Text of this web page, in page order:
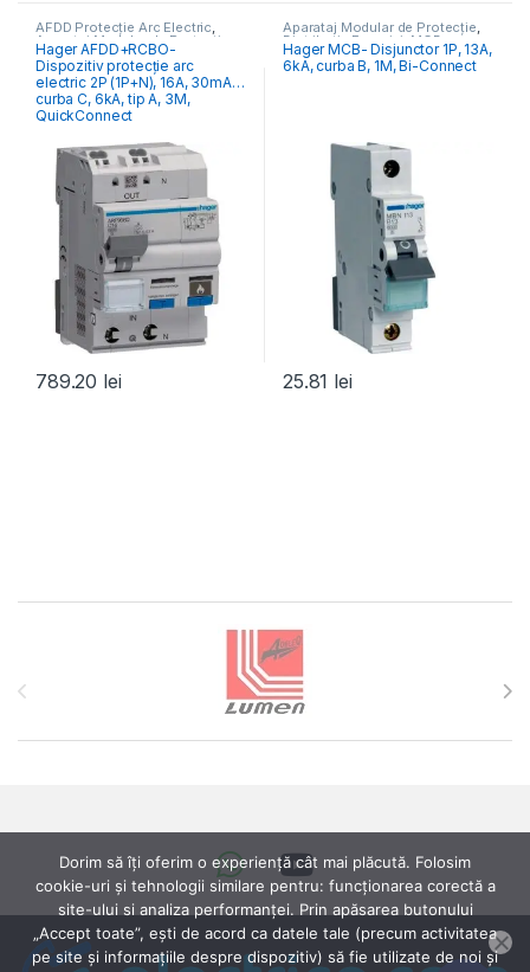
AFDD Protecție Arc Electric,
Aparataj Modular de Protecție
Distribuția Energiei
Hager AFDD+RCBO-
Dispozitiv protecție arc
electric 2P (1P+N), 16A, 30mA,
curba C, 6kA, tip A, 3M,
QuickConnect
789.20 lei
Aparataj Modular de Protecție,
Distribuția Energiei MCB
Întrerupătoare Automate
Hager MCB- Disjunctor 1P, 13A,
6kA, curba B, 1M, Bi-Connect
25.81 lei
Dorim să îți oferim o experiență cât mai plăcută. Folosim
cookie-uri și tehnologii similare pentru: funcționarea corectă a
site-ului si analiza performanței. Prin apăsarea butonului
„Accept toate”, ești de acord ca datele tale (precum activitatea
pe site și informațiile despre dispozitiv) să fie utilizate de noi și